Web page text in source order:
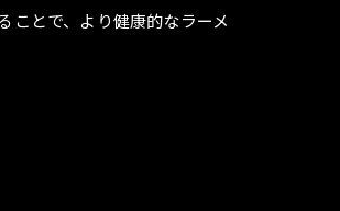
ことで、より健康的なラーメ